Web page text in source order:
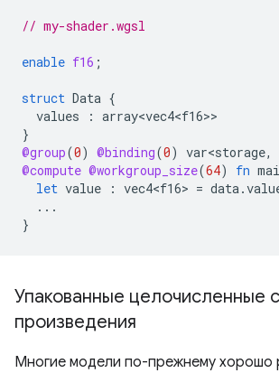
// my-shader.wgsl
enable f16 ;
struct Data {
values
: array<vec4<f16>
}
@group(0) @binding(0) var<storage,
@compute @workgroup_size(64) fn
let value : vec4<f16> = data.
...
}
Упакованные целочисленные
произведения
Многие модели по-прежнему хорошо